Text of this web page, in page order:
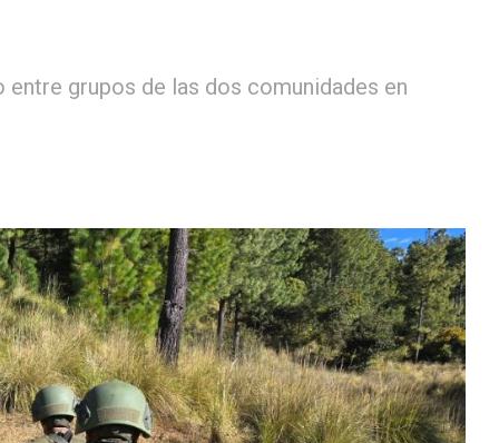
grupos de las dos comunidades en